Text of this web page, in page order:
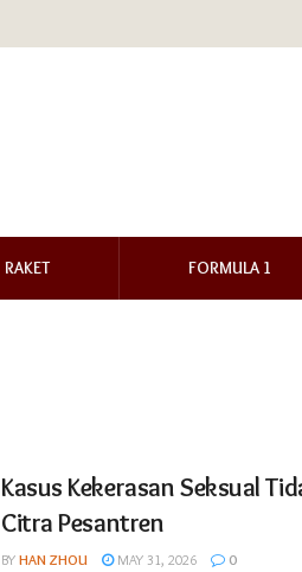
RAKET FORMULA 1
Kasus Kekerasan Seksual
Citra Pesantren
BY HAN ZHOU MAY 31, 2026 0